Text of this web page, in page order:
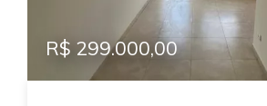
R$ 299.000,00